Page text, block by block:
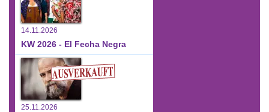
14.11.2026
KW 2026 - El Fecha Negra
25.11.2026